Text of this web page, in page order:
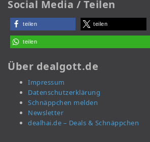
Social Media / Teilen
teilen teilen
teilen
Über dealgott.de
Impressum
Datenschutzerklärung
Schnäppchen melden
Newsletter
dealhai.de – Deals & Schnäppchen